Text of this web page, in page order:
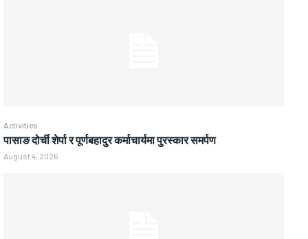
Activities
पासाङ दोर्ची शेर्पा र पूर्णबहादुर कर्माचार्यमा पुरस्कार समर्पण
August 4, 2026